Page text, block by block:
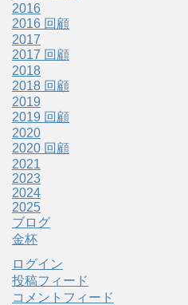
2016
2016 回顧
2017
2017 回顧
2018
2018 回顧
2019
2019 回顧
2020
2020 回顧
2021
2023
2024
2025
ブログ
金杯
ログイン
投稿フィード
コメントフィード